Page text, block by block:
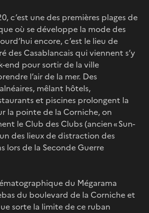
c’est une des premières plages de
où se développe la mode des
encore, c’est le lieu de
des Casablancais qui viennent s’y
end pour sortir de la ville
l’air de la mer. Des
mêlant hôtels,
et piscines prolongent la
la pointe de la Corniche, on
le Club des Clubs (ancien « Sun-
des lieux de distraction des
lors de la Seconde Guerre
du Mégarama
du boulevard de la Corniche et
sorte la limite de ce ruban